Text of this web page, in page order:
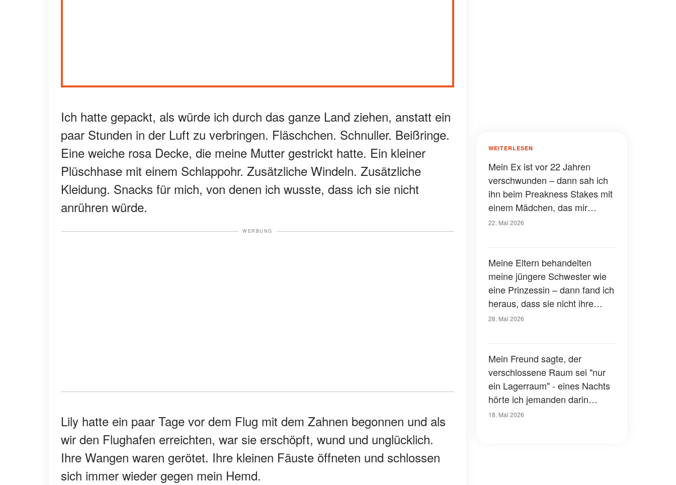
Ich hatte gepackt, als würde ich durch das ganze Land ziehen, anstatt ein
paar Stunden in der Luft zu verbringen. Fläschchen. Schnuller. Beißringe.
Eine weiche rosa Decke, die meine Mutter gestrickt hatte. Ein kleiner
Plüschhase mit einem Schlappohr. Zusätzliche Windeln. Zusätzliche
Kleidung. Snacks für mich, von denen ich wusste, dass ich sie nicht
anrühren würde.
WERBUNG
Lily hatte ein paar Tage vor dem Flug mit dem Zahnen begonnen und als
wir den Flughafen erreichten, war sie erschöpft, wund und unglücklich.
Ihre Wangen waren gerötet. Ihre kleinen Fäuste öffneten und schlossen
sich immer wieder gegen mein Hemd.
WEITERLESEN
Mein Ex ist vor 22 Jahren
verschwunden – dann sah ich
ihn beim Preakness Stakes mit
einem Mädchen, das mir
ähnlich sah
22. Mai 2026
Meine Eltern behandelten
meine jüngere Schwester wie
eine Prinzessin – dann fand ich
heraus, dass sie nicht ihre
Tochter war
28. Mai 2026
Mein Freund sagte, der
verschlossene Raum sei "nur
ein Lagerraum" - eines Nachts
hörte ich jemanden darin
weinen
18. Mai 2026